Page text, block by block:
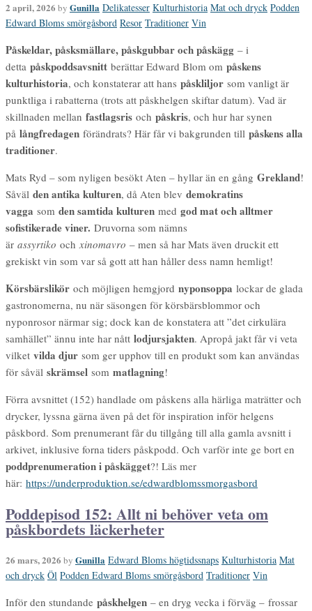
2 april, 2026 by Gunilla Delikatesser Kulturhistoria Mat och dryck Podden
Edward Bloms smörgåsbord Resor Traditioner Vin
Påskeldar, påsksmällare, påskgubbar och påskägg – i
detta påskpoddsavsnitt berättar Edward Blom om påskens
kulturhistoria, och konstaterar att hans påskliljor som vanligt är
punktliga i rabatterna (trots att påskhelgen skiftar datum). Vad är
skillnaden mellan fastlagsris och påskris, och hur har synen
på långfredagen förändrats? Här får vi bakgrunden till påskens alla
traditioner.
Mats Ryd – som nyligen besökt Aten – hyllar än en gång Grekland!
Såväl den antika kulturen, då Aten blev demokratins
vagga som den samtida kulturen med god mat och alltmer
sofistikerade viner. Druvorna som nämns
är assyrtiko ochxinomavro – men så har Mats även druckit ett
grekiskt vin som var så gott att han håller dess namn hemligt!
Körsbärslikör och möjligen hemgjord nyponsoppa lockar de glada
gastronomerna, nu när säsongen för körsbärsblommor och
nyponrosor närmar sig; dock kan de konstatera att ”det cirkulära
samhället” ännu inte har nått lodjursjakten. Apropå jakt får vi veta
vilket vilda djur som ger upphov till en produkt som kan användas
för såväl skrämsel som matlagning!
Förra avsnittet (152) handlade om påskens alla härliga maträtter och
drycker, lyssna gärna även på det för inspiration inför helgens
påskbord. Som prenumerant får du tillgång till alla gamla avsnitt i
arkivet, inklusive forna tiders påskpodd. Och varför inte ge bort en
poddprenumeration i påskägget?! Läs mer
här: https://underproduktion.se/edwardblomssmorgasbord
Poddepisod 152: Allt ni behöver veta om
påskbordets läckerheter
26 mars, 2026 by Gunilla Edward Bloms högtidssnaps Kulturhistoria Mat
och dryck Öl Podden Edward Bloms smörgåsbord Traditioner Vin
Inför den stundande påskhelgen – en dryg vecka i förväg – frossar